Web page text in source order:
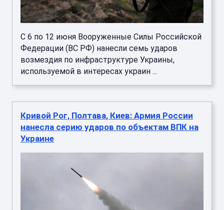
С 6 по 12 июня Вооруженные Силы Российской
Федерации (ВС РФ) нанесли семь ударов
возмездия по инфраструктуре Украины,
используемой в интересах украин ...
Кривой Рог, Полтава, Киев: Армия России
нанесла серию ударов по объектам ВПК на
Украине